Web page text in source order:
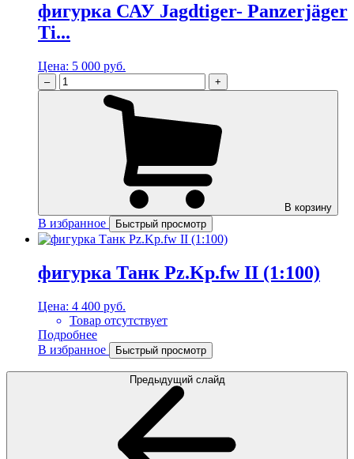
фигурка САУ Jagdtiger- Panzerjäger
Ti...
Цена: 5 000 руб.
– +
В корзину
В избранное Быстрый просмотр
фигурка Танк Pz.Kp.fw II (1:100)
Цена: 4 400 руб.
Товар отсутствует
Подробнее
В избранное
Быстрый просмотр
Предыдущий слайд